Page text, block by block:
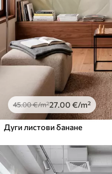
45.00€/m²27.00 €/m²
Дуги листови банане